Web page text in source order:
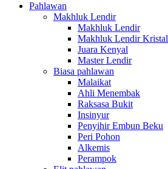
Pahlawan
Makhluk Lendir
Makhluk Lendir
Makhluk Lendir Kristal
Juara Kenyal
Master Lendir
Biasa pahlawan
Malaikat
Ahli Menembak
Raksasa Bukit
Insinyur
Penyihir Embun Beku
Peri Pohon
Alkemis
Perampok